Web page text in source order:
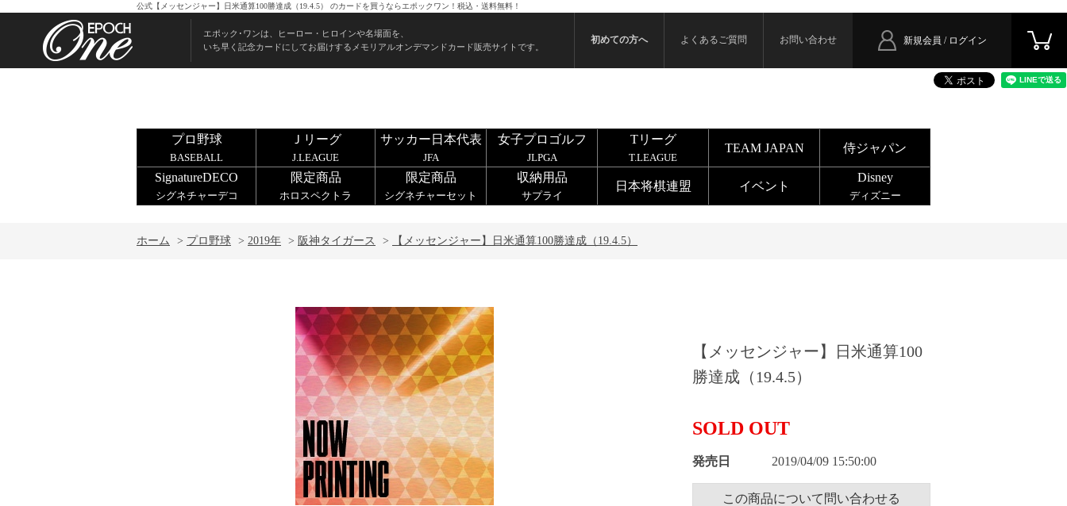
公式【メッセンジャー】日米通算100勝達成（19.4.5） のカードを買うならエポックワン！税込・送料無料！
エポック･ワンは、ヒーロー・ヒロインや名場面を、
いち早く記念カードにしてお届けするメモリアルオンデマンドカード販売サイトです。
新規会員 / ログイン
初めての方へ よくあるご質問 お問い合わせ
プロ野球
BASEBALL
Ｊリーグ
J.LEAGUE
サッカー日本代表
JFA
女子プロゴルフ
JLPGA
Tリーグ
T.LEAGUE
TEAM JAPAN 侍ジャパン
SignatureDECO
シグネチャーデコ
限定商品
ホロスペクトラ
限定商品
シグネチャーセット
収納用品
サプライ
日本将棋連盟 イベント
Disney
ディズニー
ホーム > プロ野球 > 2019年 > 阪神タイガース > 【メッセンジャー】日米通算100勝達成（19.4.5）
【メッセンジャー】日米通算100
勝達成（19.4.5）
SOLD OUT
発売日 2019/04/09 15:50:00
この商品について問い合わせる